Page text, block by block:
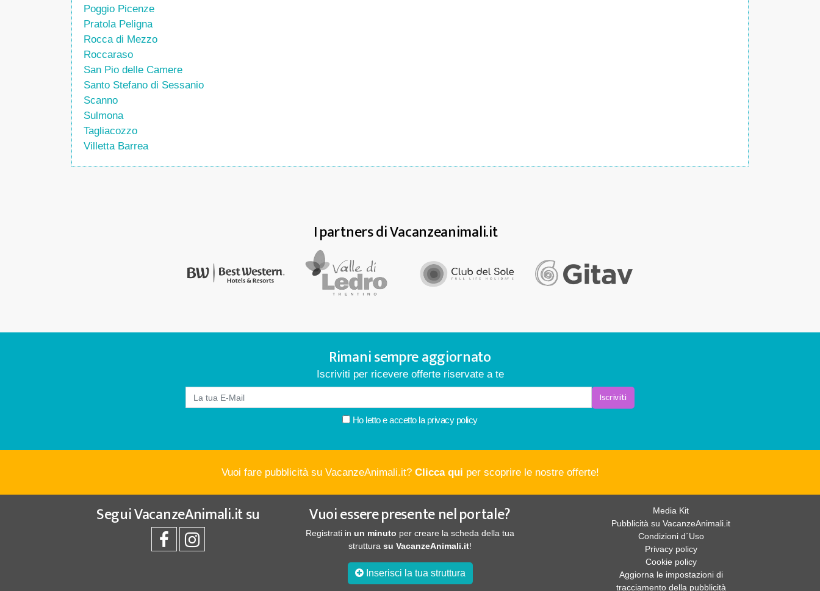
Poggio Picenze
Pratola Peligna
Rocca di Mezzo
Roccaraso
San Pio delle Camere
Santo Stefano di Sessanio
Scanno
Sulmona
Tagliacozzo
Villetta Barrea
I partners di Vacanzeanimali.it
Rimani sempre aggiornato
Iscriviti per ricevere offerte riservate a te
Iscriviti
Ho letto e accetto la privacy policy
Vuoi fare pubblicità su VacanzeAnimali.it? Clicca qui per scoprire le nostre offerte!
SeguiVacanzeAnimali.itsu Vuoi essere presente nel portale?
Registrati in un minuto per creare la scheda della tua
struttura su VacanzeAnimali.it!
Inserisci la tua struttura
Media Kit
Pubblicità su VacanzeAnimali.it
Condizioni d´Uso
Privacy policy
Cookie policy
Aggiorna le impostazioni di
tracciamento della pubblicità